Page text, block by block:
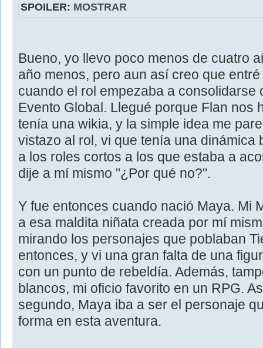
SPOILER: MOSTRAR
Bueno, yo llevo poco menos de cuatro
año menos, pero aun así creo que
cuando el rol empezaba a consolidarse
Evento Global. Llegué porque Flan nos
tenía una wikia, y la simple idea me
vistazo al rol, vi que tenía una dinámica
a los roles cortos a los que estaba a
dije a mí mismo "¿Por qué no?".
Y fue entonces cuando nació Maya. Mi
a esa maldita niñata creada por mí
mirando los personajes que poblaban
entonces, y vi una gran falta de una
con un punto de rebeldía. Además,
blancos, mi oficio favorito en un RPG.
segundo, Maya iba a ser el personaje
forma en esta aventura.